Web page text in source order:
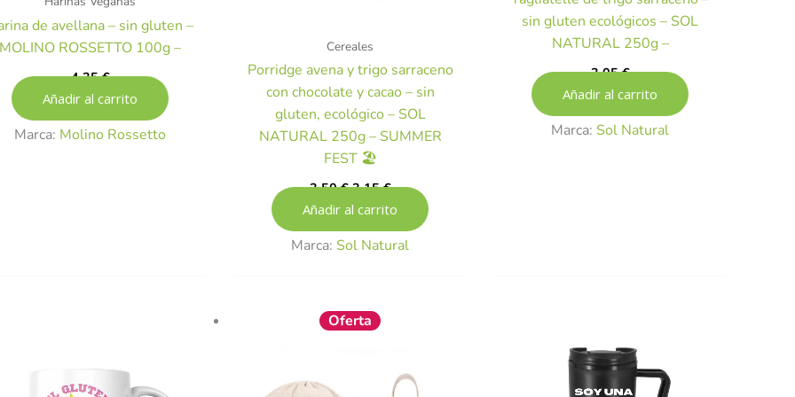
de avellana – sin gluten –
MOLINO ROSSETTO 100g –
4,35€
Añadir al carrito
Marca: Molino Rossetto
Cereales
Porridge avena y trigo sarraceno
con chocolate y cacao – sin
gluten, ecológico – SOL
NATURAL 250g – SUMMER
FEST 🏖️
3,50€ 3,15€
Añadir al carrito
Marca: Sol Natural
sin gluten ecológicos – SOL
NATURAL 250g –
3,05€
Añadir al carrito
Marca: Sol Natural
Oferta
El
precio
19,50 €.17,50 €.